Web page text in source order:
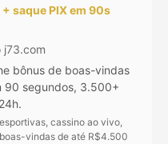
saque PIX em 90s
j73.com
bônus de boas-vindas
90 segundos, 3.500+
cassino ao vivo,
vindas de até R$4.500